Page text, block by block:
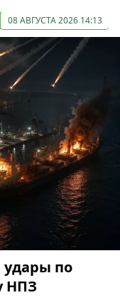
08 АВГУСТА 2026 14:13
удары по
НПЗ